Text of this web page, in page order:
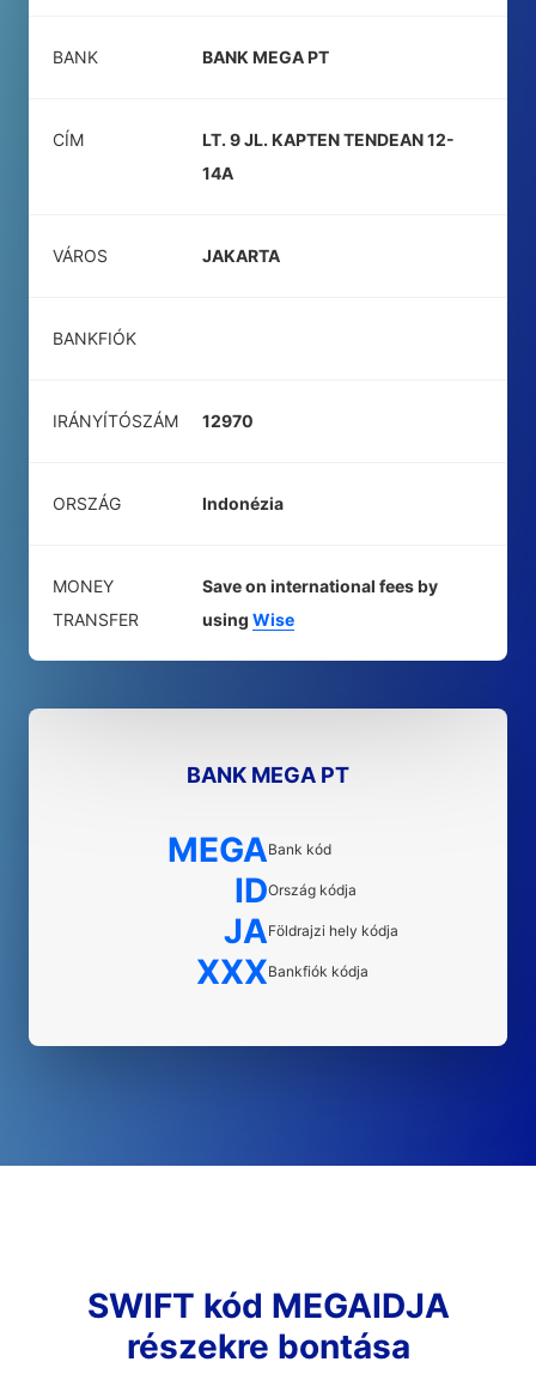
BANK BANK MEGA PT
CÍM
LT. 9 JL. KAPTEN TENDEAN 12-
14A
VÁROS JAKARTA
BANKFIÓK
IRÁNYÍTÓSZÁM 12970
ORSZÁG Indonézia
MONEY
TRANSFER
Save on international fees by
using Wise
BANK MEGA PT
MEGABank kód
IDOrszág kódja
JAFöldrajzi hely kódja
XXXBankfiók kódja
SWIFT kód MEGAIDJA
részekre bontása